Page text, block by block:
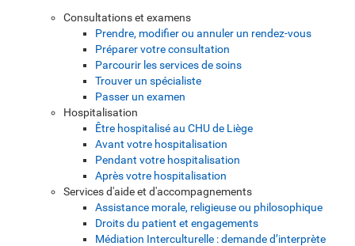
Consultations et examens
Prendre, modifier ou annuler un rendez-vous
Préparer votre consultation
Parcourir les services de soins
Trouver un spécialiste
Passer un examen
Hospitalisation
Être hospitalisé au CHU de Liège
Avant votre hospitalisation
Pendant votre hospitalisation
Après votre hospitalisation
Services d'aide et d'accompagnements
Assistance morale, religieuse ou philosophique
Droits du patient et engagements
Médiation Interculturelle : demande d’interprète